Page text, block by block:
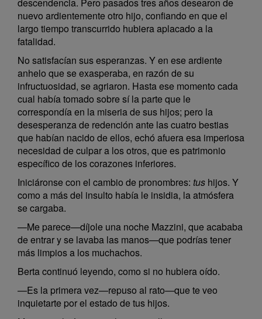
nuevo ardientemente otro hijo, confiando en que el
largo tiempo transcurrido hubiera aplacado a la
fatalidad.
No satisfacían sus esperanzas. Y en ese ardiente
anhelo que se exasperaba, en razón de su
infructuosidad, se agriaron. Hasta ese momento cada
cual había tomado sobre sí la parte que le
correspondía en la miseria de sus hijos; pero la
desesperanza de redención ante las cuatro bestias
que habían nacido de ellos, echó afuera esa imperiosa
necesidad de culpar a los otros, que es patrimonio
específico de los corazones inferiores.
Iniciáronse con el cambio de pronombres: tus hijos. Y
como a más del insulto había le insidia, la atmósfera
se cargaba.
—Me parece—díjole una noche Mazzini, que acababa
de entrar y se lavaba las manos—que podrías tener
más limpios a los muchachos.
Berta continuó leyendo, como si no hubiera oído.
—Es la primera vez—repuso al rato—que te veo
inquietarte por el estado de tus hijos.